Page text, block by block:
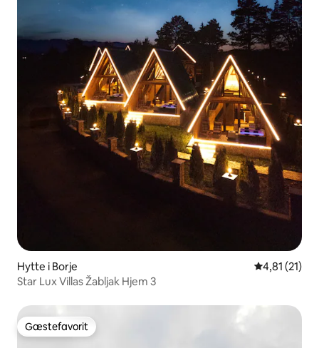
Hytte i Borje 4,81 ud af 5
4,81 (21)
Star Lux Villas Žabljak Hjem 3
Gæstefavorit
Gæstefavorit